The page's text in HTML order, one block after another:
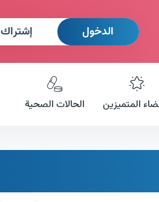
الدخول إشتراك
المتميزين الحالات الصحية